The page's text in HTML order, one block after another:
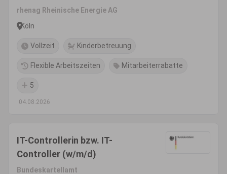
rhenag Rheinische Energie AG
Köln
Vollzeit Kinderbetreuung
Flexible Arbeitszeiten Mitarbeiterrabatte
5
04.08.2026
IT-Controllerin bzw. IT-
Controller (w/m/d)
Bundeskartellamt